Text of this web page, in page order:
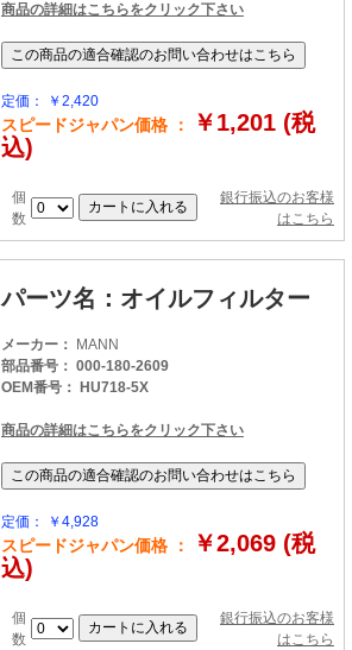
商品の詳細はこちらをクリック下さい
定価： ￥2,420
スピードジャパン価格 ：
￥1,201 (税
込)
個
数
銀行振込のお客様
はこちら
パーツ名：オイルフィルター
メーカー：
MANN
部品番号： 000-180-2609
OEM番号： HU718-5X
商品の詳細はこちらをクリック下さい
定価： ￥4,928
スピードジャパン価格 ：
￥2,069 (税
込)
個
数
銀行振込のお客様
はこちら